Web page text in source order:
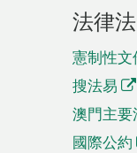
法律
憲制性文
搜法易
澳門主要
國際公約